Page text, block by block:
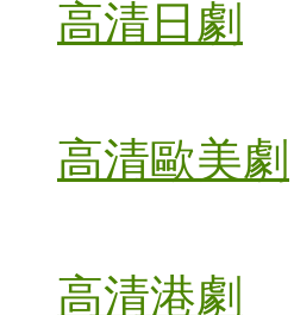
高清日劇
高清歐美劇
高清港劇